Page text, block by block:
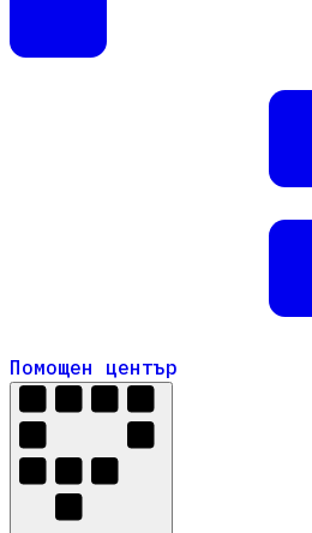
Помощен център
Помощен център